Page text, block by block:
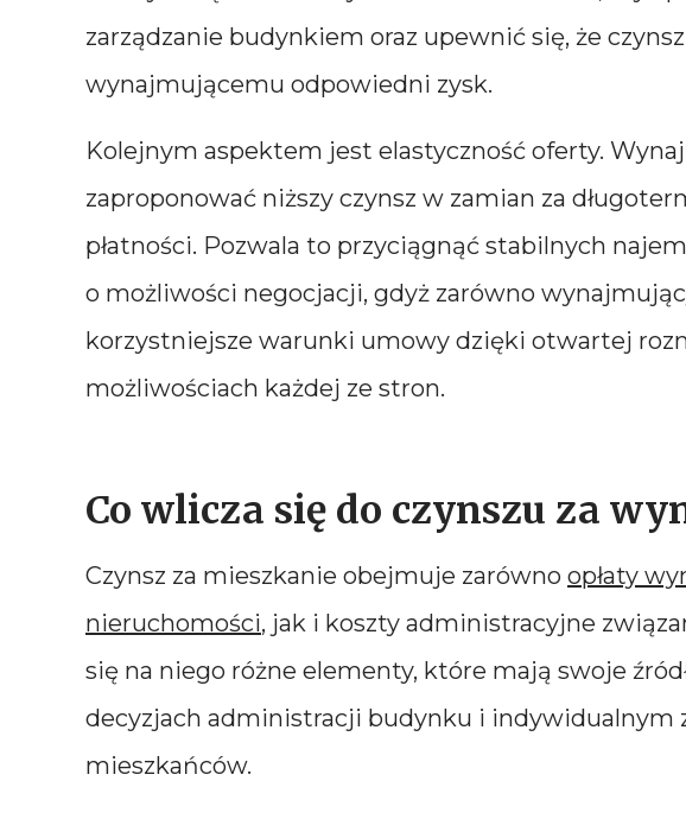
zarządzanie budynkiem oraz upewnić się, że
wynajmującemu odpowiedni zysk.
Kolejnym aspektem jest elastyczność oferty.
zaproponować niższy czynsz w zamian za
płatności. Pozwala to przyciągnąć stabilnych
o możliwości negocjacji, gdyż zarówno
korzystniejsze warunki umowy dzięki otwartej
możliwościach każdej ze stron.
Co wlicza się do czynszu za
Czynsz za mieszkanie obejmuje zarówno opłaty
nieruchomości, jak i koszty administracyjne
się na niego różne elementy, które mają swoje
decyzjach administracji budynku i indywidualnym
mieszkańców.